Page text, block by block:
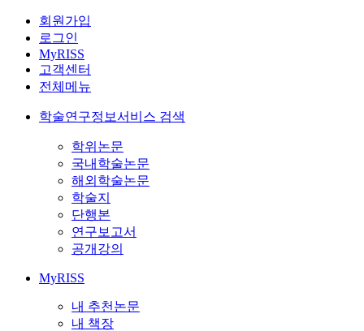
회원가입
로그인
MyRISS
고객센터
전체메뉴
학술연구정보서비스 검색
학위논문
국내학술논문
해외학술논문
학술지
단행본
연구보고서
공개강의
MyRISS
내 추천논문
내 책장